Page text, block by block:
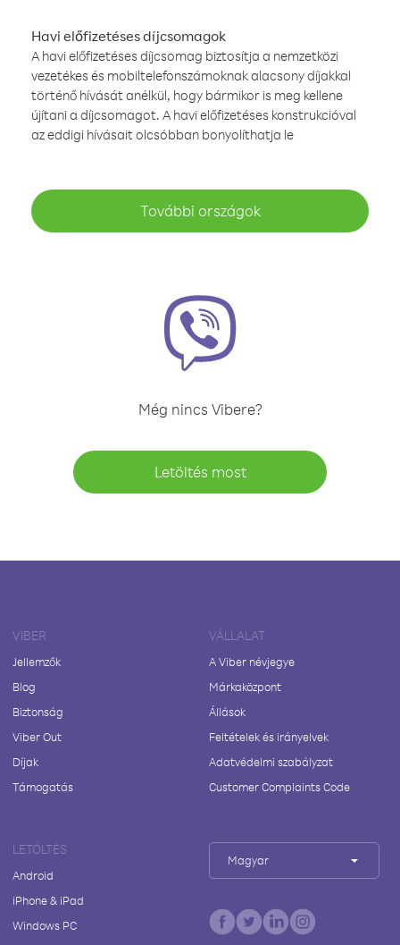
Havi előfizetéses díjcsomagok
A havi előfizetéses díjcsomag biztosítja a nemzetközi
vezetékes és mobiltelefonszámoknak alacsony díjakkal
történő hívását anélkül, hogy bármikor is meg kellene
újítani a díjcsomagot. A havi előfizetéses konstrukcióval
az eddigi hívásait olcsóbban bonyolíthatja le
További országok
Még nincs Vibere?
Letöltés most
VIBER
Jellemzők
Blog
Biztonság
Viber Out
Díjak
Támogatás
VÁLLALAT
A Viber névjegye
Márkaközpont
Állások
Feltételek és irányelvek
Adatvédelmi szabályzat
Customer Complaints Code
LETÖLTÉS
Android
iPhone & iPad
Windows PC
Magyar